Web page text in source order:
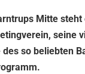
Mitte
seine
so beliebten